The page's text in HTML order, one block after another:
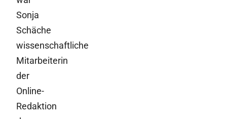
Sonja
Schäche
wissenschaftliche
Mitarbeiterin
der
Online-
Redaktion